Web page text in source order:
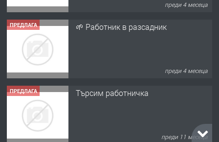
преди 4 месеца
ПРЕДЛАГА 🌱 Работник в разсадник
преди 4 месеца
ПРЕДЛАГА Търсим работничка
преди 11 месеца